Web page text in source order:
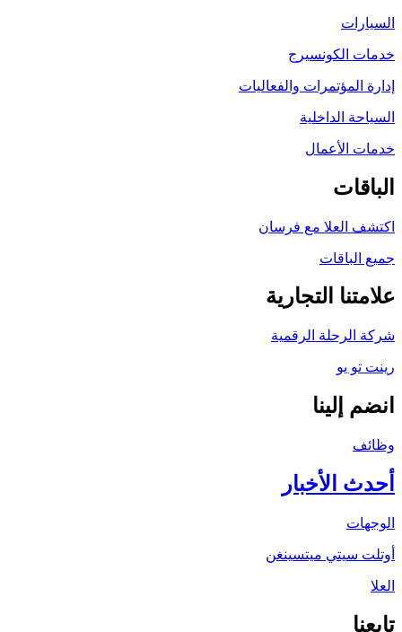
السيارات
خدمات الكونسيرج
إدارة المؤتمرات والفعاليات
السياحة الداخلية
خدمات الأعمال
الباقات
اكتشف العلا مع فرسان
جميع الباقات
علامتنا التجارية
شركة الرحلة الرقمية
رينت تو يو
انضم إلينا
وظائف
أحدث الأخبار
الوجهات
أوتلت سيتي ميتسينغن
العلا
تابعنا